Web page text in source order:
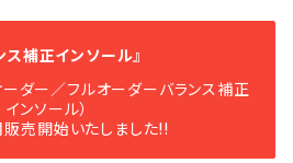
ス補正インソール』
ダー／フルオーダーバランス補正
インソール）
売開始いたしました!!